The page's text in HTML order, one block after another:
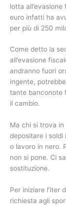
lotta
euro infatti ha
per più di 250
Come detto la
all’evasione
andranno fuori
ingente,
tante banconote
il cambio.
Ma chi si trova
depositare i soldi
o lavoro in nero.
non si pone. Ci
sostituzione.
Per iniziare l’iter
richiesta agli